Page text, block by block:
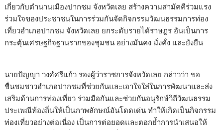
เกี่ยวกับตำนานเมืองปากชม จังหวัดเลย สร้างความสามัคคีร่วมแรง
ร่วมใจของประชาชนในการร่วมกันจัดกิจกรรมวัฒนธรรมการท่อง
เที่ยวอำเภอปากชม จังหวัดเลย ยกระดับรายได้ราษฎร อันเป็นการ
กระตุ้นเศรษฐกิจฐานรากของชุมชน อย่างมันคง มั่งคั่ง และยังยืน
นายปัญญา วงศ์ศรีแก้ว รองผู้ว่าราชการจังหวัดเลย กล่าวว่า ขอ
ชื่นชมชาวอำเภอปากชมที่ช่วยกันและเอาใจใส่ในการพัฒนาและส่ง
เสริมด้านการท่องเที่ยว ร่วมมือกันและช่วยกันอนุรักษ์วิถีวัฒนธรรม
ประเพณีท้องถิ่นให้เป็นภาพลักษณ์อันโดดเด่น ทำให้เกิดเป็นกิจกรรม
ท่องเที่ยวอย่างต่อเนื่อง เป็นการต่อยอดและตอกย้ำการนำเสนอให้